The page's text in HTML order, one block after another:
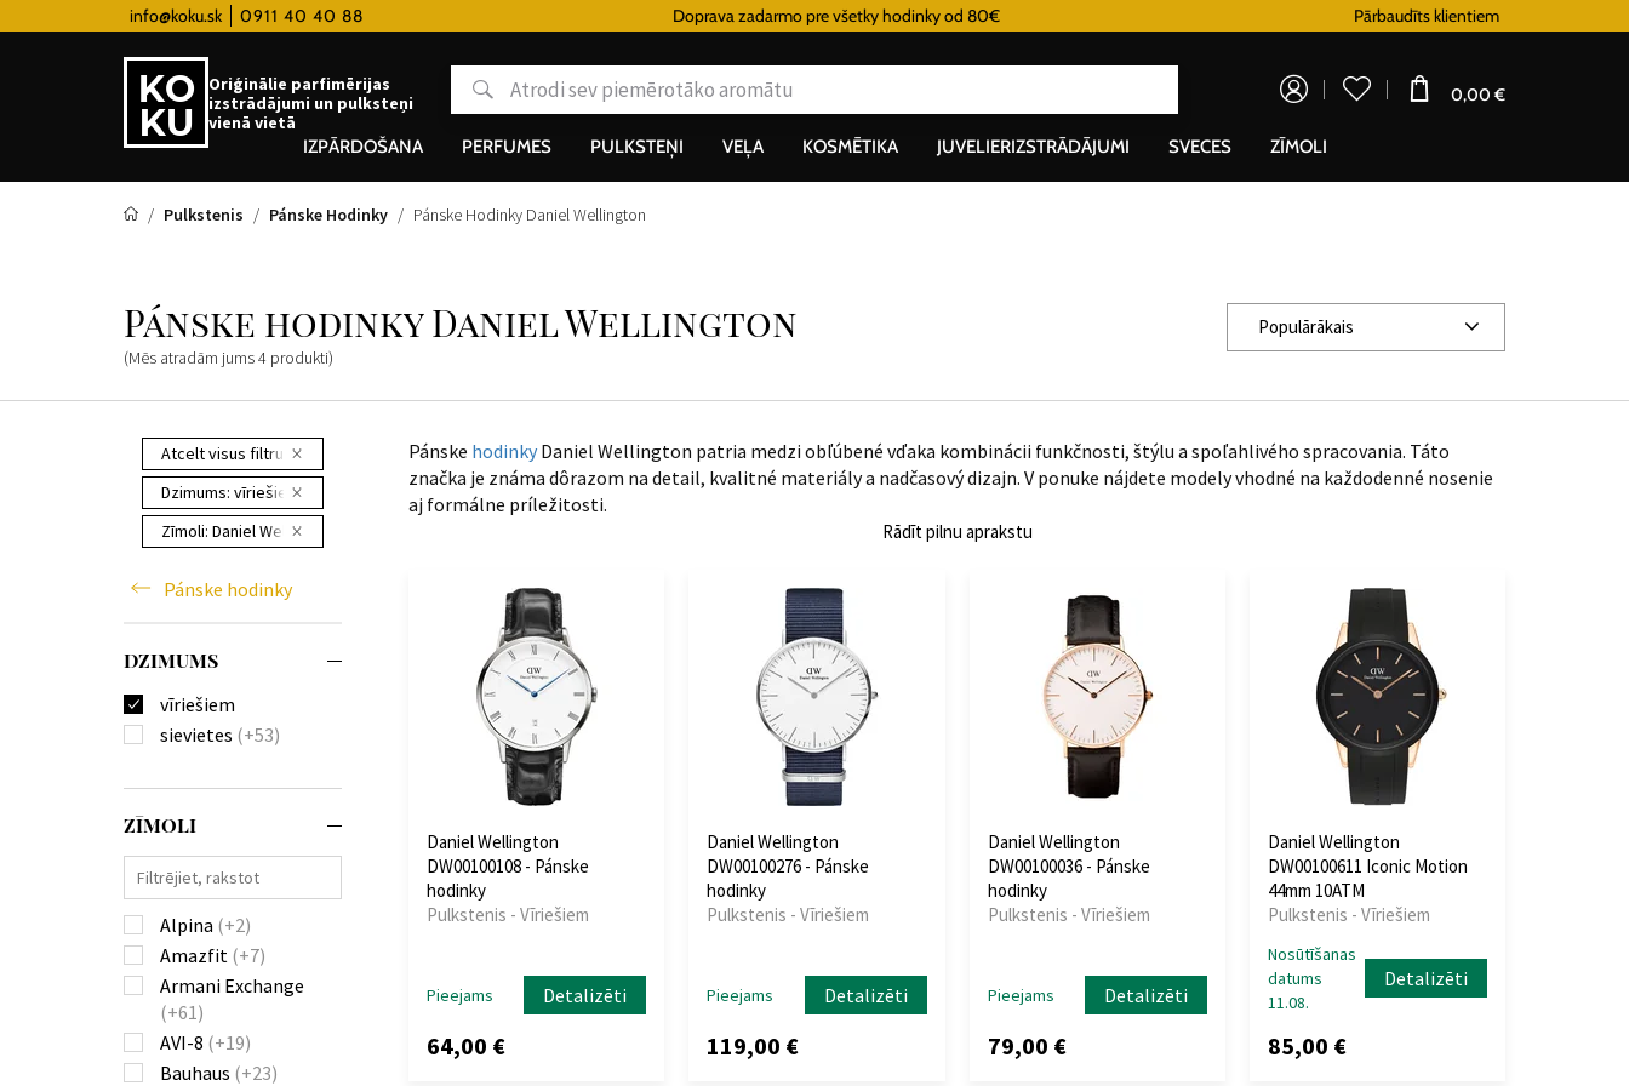
info@koku.sk 0911 40 40 88Lojalitātes programma Doprava zadarmo pre všetky hodinky od 80€ Pārbaudīts klientiem
Oriģinālie parfimērijas
izstrādājumi un pulksteņi
vienā vietā
0,00 €
IZPĀRDOŠANA PERFUMES PULKSTEŅI VEĻA KOSMĒTIKA JUVELIERIZSTRĀDĀJUMI SVECES ZĪMOLI
Pulkstenis Pánske Hodinky Pánske Hodinky Daniel Wellington
Pánske hodinky Daniel Wellington
(Mēs atradām jums4 produkti)
Populārākais
Atcelt visus filtrus
Dzimums: vīriešiem
Zīmoli: Daniel Wellington
Pánske hodinky
DZIMUMS
vīriešiem
sievietes (+53)
ZĪMOLI
Alpina (+2)
Amazfit (+7)
Armani Exchange
(+61)
AVI-8 (+19)
Bauhaus (+23)
Pánske hodinky Daniel Wellington patria medzi obľúbené vďaka kombinácii funkčnosti, štýlu a spoľahlivého spracovania. Táto
značka je známa dôrazom na detail, kvalitné materiály a nadčasový dizajn. V ponuke nájdete modely vhodné na každodenné nosenie
aj formálne príležitosti.
Rādīt pilnu aprakstu
Daniel Wellington
DW00100108 - Pánske
hodinky
Pulkstenis - Vīriešiem
Pieejams Detalizēti
64,00 €
Daniel Wellington
DW00100276 - Pánske
hodinky
Pulkstenis - Vīriešiem
Pieejams Detalizēti
119,00 €
Daniel Wellington
DW00100036 - Pánske
hodinky
Pulkstenis - Vīriešiem
Pieejams Detalizēti
79,00 €
Daniel Wellington
DW00100611 Iconic Motion
44mm 10ATM
Pulkstenis - Vīriešiem
Nosūtīšanas
datums
11.08.
Detalizēti
85,00 €